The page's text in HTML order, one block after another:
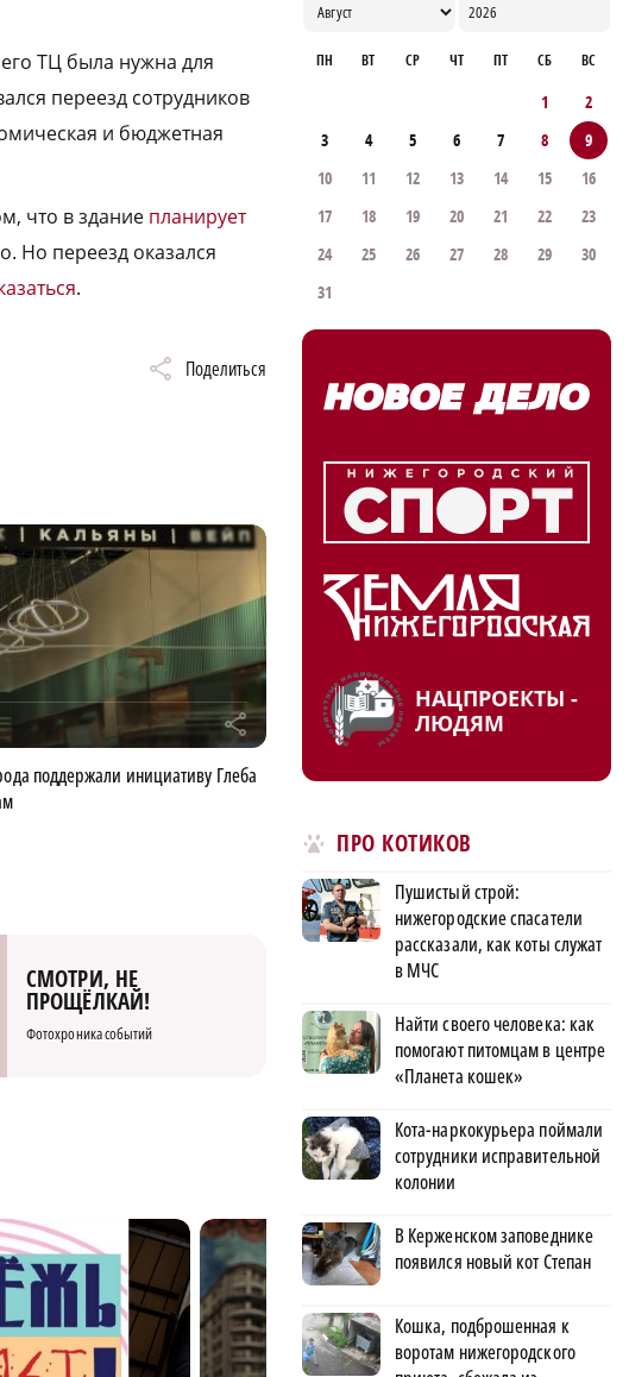
ТЦ была нужна для
переезд сотрудников
и бюджетная
что в здание планирует
Но переезд оказался
.
Поделиться
r
поддержали инициативу Глеба
СМОТРИ, НЕ
ПРОЩЁЛКАЙ!
Фотохроника событий
ПН ВТ СР ЧТ ПТ СБ ВС
1
2
3
4 5 6 7 8
9
10
11 12 13 14 15
16
17
18 19 20 21 22
23
24
25 26 27 28 29
30
31
НАЦПРОЕКТЫ -
ЛЮДЯМ
ПРО КОТИКОВ
Пушистый строй:
нижегородские спасатели
рассказали, как коты служат
в МЧС
Найти своего человека: как
помогают питомцам в центре
«Планета кошек»
Кота-наркокурьера поймали
сотрудники исправительной
колонии
В Керженском заповеднике
появился новый кот Степан
Кошка, подброшенная к
воротам нижегородского